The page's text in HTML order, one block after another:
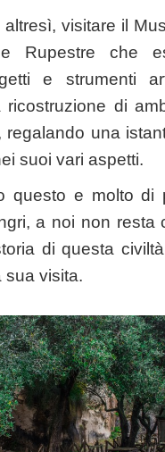
visitare il
Rupestre che
e strumenti
ricostruzione di
regalando una
suoi vari aspetti.
questo e molto di
a noi non resta
di questa
sua visita.